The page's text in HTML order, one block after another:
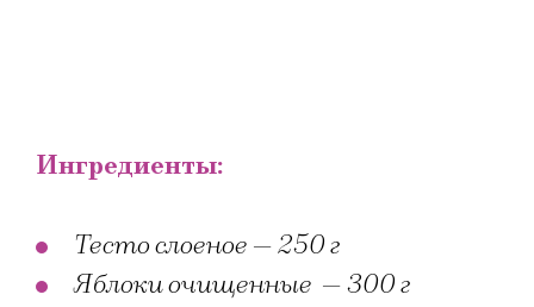
Ингредиенты:
Тесто слоеное — 250 г
Яблоки очищенные — 300 г